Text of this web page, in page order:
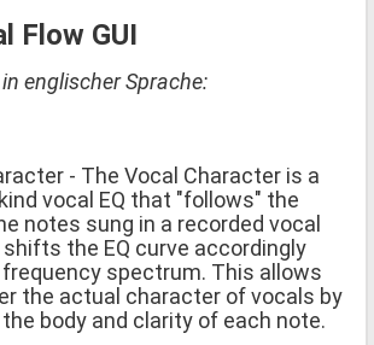
englischer Sprache:
- The Vocal Character is a
vocal EQ that "follows" the
notes sung in a recorded vocal
the EQ curve accordingly
spectrum. This allows
the actual character of vocals by
body and clarity of each note.